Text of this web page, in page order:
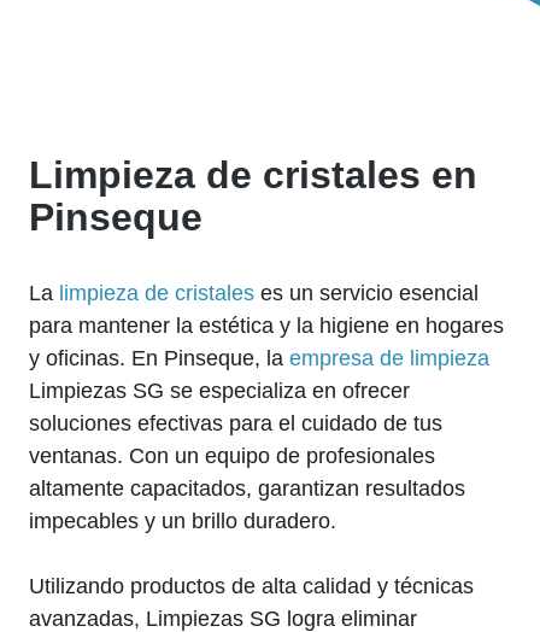
Limpieza de cristales en
Pinseque
La limpieza de cristales es un servicio esencial
para mantener la estética y la higiene en hogares
y oficinas. En Pinseque, la empresa de limpieza
Limpiezas SG se especializa en ofrecer
soluciones efectivas para el cuidado de tus
ventanas. Con un equipo de profesionales
altamente capacitados, garantizan resultados
impecables y un brillo duradero.
Utilizando productos de alta calidad y técnicas
avanzadas, Limpiezas SG logra eliminar